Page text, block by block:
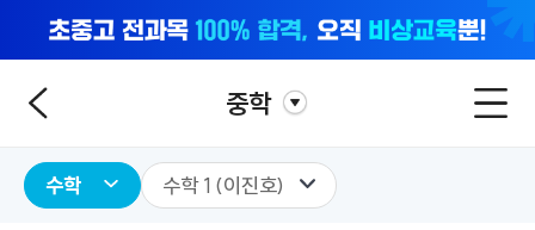
중학
수학 수학 1 (이진호)